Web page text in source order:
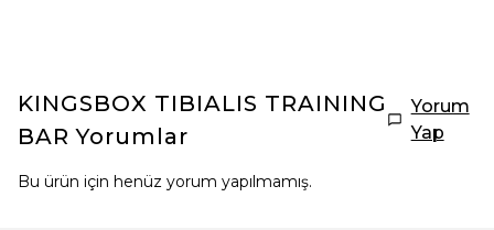
KINGSBOX TIBIALIS TRAINING
BAR Yorumlar
Yorum
Yap
Bu ürün için henüz yorum yapılmamış.